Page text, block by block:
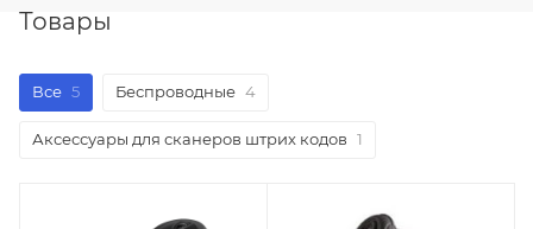
Товары
Все 5 Беспроводные 4
Аксессуары для сканеров штрих кодов 1